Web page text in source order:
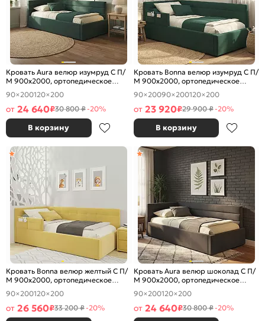
Кровать Aura велюр изумруд С П/
М 900x2000, ортопедическое
основание, изголовье мягкое
90×200120×200
от 24 640₽30 800 ₽-20%
В корзину
Кровать Bonna велюр изумруд С П/
М 900x2000, ортопедическое
основание, изголовье мягкое
90×20090×200120×200
от 23 920₽29 900 ₽-20%
В корзину
Кровать Bonna велюр желтый С П/
М 900x2000, ортопедическое
основание, изголовье мягкое
90×200120×200
от 26 560₽33 200 ₽-20%
Кровать Aura велюр шоколад С П/
М 900x2000, ортопедическое
основание, изголовье мягкое
90×200120×200
от 24 640₽30 800 ₽-20%